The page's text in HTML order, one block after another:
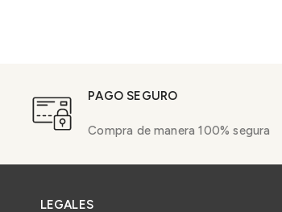
PAGO SEGURO
Compra de manera 100% segura
LEGALES